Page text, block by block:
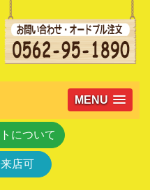
MENU
について
店可